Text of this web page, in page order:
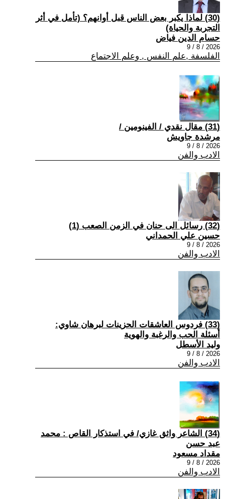
(30) لماذا يكبر بعض الناس قبل أوانهم؟ (تأمل في أثر
التجربة والحياة)
حسام الدين فياض
2026 / 8 / 9
الفلسفة ,علم النفس , وعلم الاجتماع
(31) مقال نقدي / الفينومين /
مرشدة جاويش
2026 / 8 / 9
الادب والفن
(32) رسائل الى حنان في الزمن الصعب (1)
حسين علي الحمداني
2026 / 8 / 9
الادب والفن
(33) فردوس العاشقات الحزينات لبرهان شاوي:
أسئلة الحب والرغبة والهوية
وليد الأسطل
2026 / 8 / 9
الادب والفن
(34) الشاعر واثق غازي/ في استذكار القاص : محمد
عبد حسن
مقداد مسعود
2026 / 8 / 9
الادب والفن